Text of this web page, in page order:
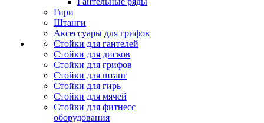
Гири
Штанги
Аксессуары для грифов
Стойки для гантелей
Стойки для дисков
Стойки для грифов
Стойки для штанг
Стойки для гирь
Стойки для мячей
Стойки для фитнесс
оборудования